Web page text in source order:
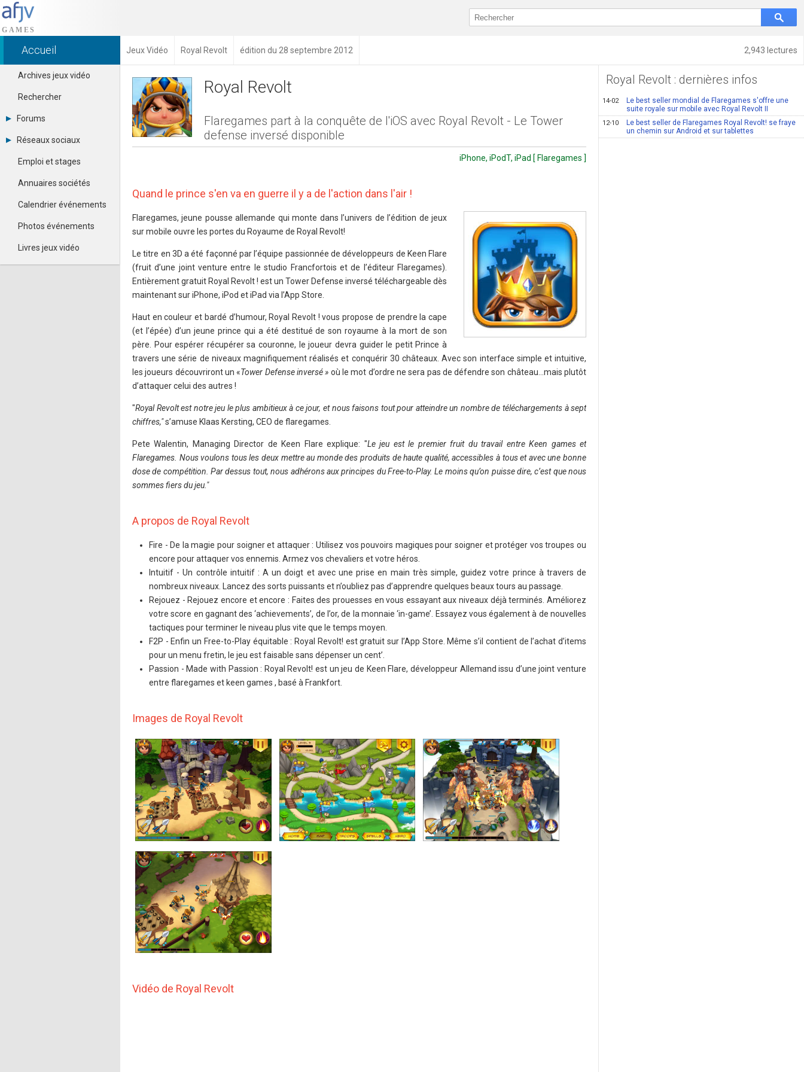
2,943 lectures
Accueil Jeux Vidéo Royal Revolt édition du 28 septembre 2012
Archives jeux vidéo
Rechercher
Forums
Tous les forums
Se connecter
Contacter un modérateur
Réseaux sociaux
Dailymotion
Facebook
Google+
Pinterest
Youtube
Emploi et stages
Annuaires sociétés
Calendrier événements
Photos événements
Livres jeux vidéo
Royal Revolt
Flaregames part à la conquête de l'iOS avec Royal Revolt - Le Tower
defense inversé disponible
iPhone, iPodT, iPad [ Flaregames ]
Quand le prince s'en va en guerre il y a de l'action dans l'air !
Flaregames, jeune pousse allemande qui monte dans l’univers de l’édition de jeux
sur mobile ouvre les portes du Royaume de Royal Revolt!
Le titre en 3D a été façonné par l’équipe passionnée de développeurs de Keen Flare
(fruit d’une joint venture entre le studio Francfortois et de l’éditeur Flaregames).
Entièrement gratuit Royal Revolt ! est un Tower Defense inversé téléchargeable dès
maintenant sur iPhone, iPod et iPad via l’App Store.
Haut en couleur et bardé d’humour, Royal Revolt ! vous propose de prendre la cape
(et l’épée) d’un jeune prince qui a été destitué de son royaume à la mort de son
père. Pour espérer récupérer sa couronne, le joueur devra guider le petit Prince à
travers une série de niveaux magnifiquement réalisés et conquérir 30 châteaux. Avec son interface simple et intuitive,
les joueurs découvriront un «Tower Defense inversé » où le mot d’ordre ne sera pas de défendre son château…mais plutôt
d’attaquer celui des autres !
"Royal Revolt est notre jeu le plus ambitieux à ce jour, et nous faisons tout pour atteindre un nombre de téléchargements à sept
chiffres,"s’amuse Klaas Kersting, CEO de flaregames.
Pete Walentin, Managing Director de Keen Flare explique: "Le jeu est le premier fruit du travail entre Keen games et
Flaregames. Nous voulons tous les deux mettre au monde des produits de haute qualité, accessibles à tous et avec une bonne
dose de compétition. Par dessus tout, nous adhérons aux principes du Free-to-Play. Le moins qu’on puisse dire, c’est que nous
sommes fiers du jeu."
A propos de Royal Revolt
Fire - De la magie pour soigner et attaquer : Utilisez vos pouvoirs magiques pour soigner et protéger vos troupes ou
encore pour attaquer vos ennemis. Armez vos chevaliers et votre héros.
Intuitif - Un contrôle intuitif : A un doigt et avec une prise en main très simple, guidez votre prince à travers de
nombreux niveaux. Lancez des sorts puissants et n’oubliez pas d’apprendre quelques beaux tours au passage.
Rejouez - Rejouez encore et encore : Faites des prouesses en vous essayant aux niveaux déjà terminés. Améliorez
votre score en gagnant des ‘achievements’, de l’or, de la monnaie ‘in-game’. Essayez vous également à de nouvelles
tactiques pour terminer le niveau plus vite que le temps moyen.
F2P - Enfin un Free-to-Play équitable : Royal Revolt! est gratuit sur l’App Store. Même s’il contient de l’achat d’items
pour un menu fretin, le jeu est faisable sans dépenser un cent’.
Passion - Made with Passion : Royal Revolt! est un jeu de Keen Flare, développeur Allemand issu d’une joint venture
entre flaregames et keen games , basé à Frankfort.
Images de Royal Revolt
Vidéo de Royal Revolt
Royal Revolt : dernières infos
14-02
Le best seller mondial de Flaregames s'offre une
suite royale sur mobile avec Royal Revolt II
12-10
Le best seller de Flaregames Royal Revolt! se fraye
un chemin sur Android et sur tablettes